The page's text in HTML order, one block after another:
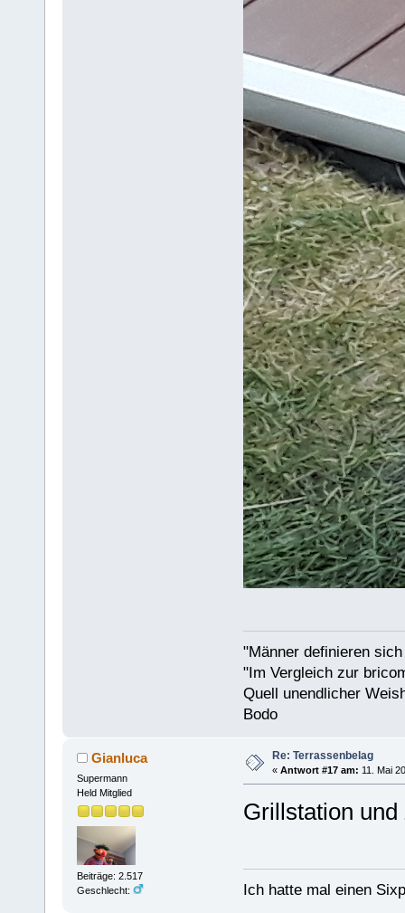
"Männer definieren
"Im Vergleich zur
Quell unendlicher
Bodo
Gianluca
Supermann
Held Mitglied
Beiträge: 2.517
Geschlecht:
Re: Terrassenbelag
« Antwort #17 am: 11. Mai
Grillstation
Ich hatte mal einen